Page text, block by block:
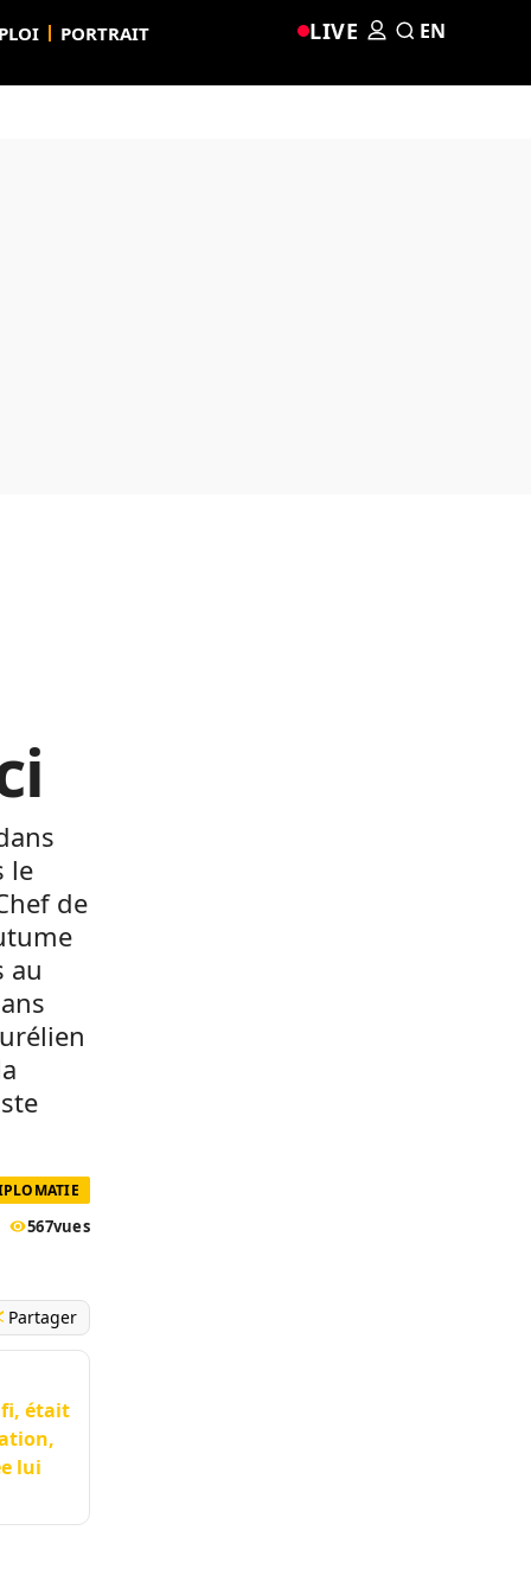
PORTRAIT LIVE EN
le
de
au
567vues
Partager
était
lui